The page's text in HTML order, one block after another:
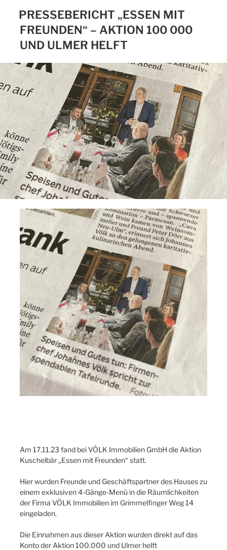
PRESSEBERICHT „ESSEN MIT
FREUNDEN“ – AKTION 100 000
UND ULMER HELFT
Am 17.11.23 fand bei VÖLK Immobilien GmbH die Aktion
Kuschelbär „Essen mit Freunden“ statt.
Hier wurden Freunde und Geschäftspartner des Hauses zu
einem exklusiven 4-Gänge-Menü in die Räumlichkeiten
der Firma VÖLK Immobilien im Grimmelfinger Weg 14
eingeladen.
Die Einnahmen aus dieser Aktion wurden direkt auf das
Konto der Aktion 100.000 und Ulmer helft